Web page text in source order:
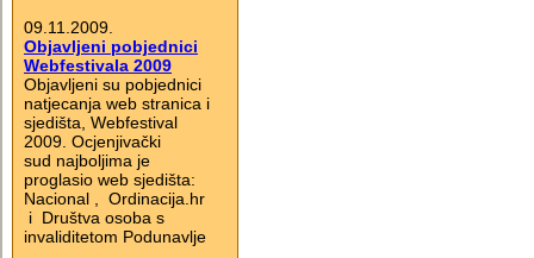
09.11.2009.
Objavljeni pobjednici
Webfestivala 2009
Objavljeni su pobjednici
natjecanja web stranica i
sjedišta, Webfestival
2009. Ocjenjivački
sud najboljima je
proglasio web sjedišta:
Nacional , Ordinacija.hr
i Društva osoba s
invaliditetom Podunavlje